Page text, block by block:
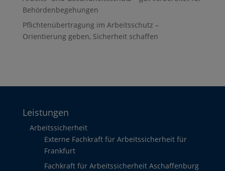
Behördenbegehungen
Pflichtenübertragung im Arbeitsschutz –
Orientierung geben, Sicherheit schaffen
Leistungen
Arbeitssicherheit
Externe Fachkraft für Arbeitssicherheit für
Frankfurt
Fachkraft für Arbeitssicherheit Aschaffenburg